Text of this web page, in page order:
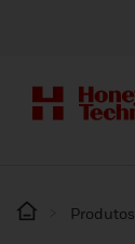
Produtos